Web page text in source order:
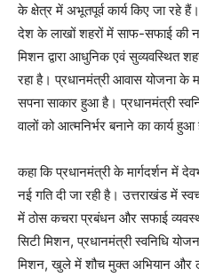
के क्षेत्र में अभूतपूर्व कार्य किए जा
देश के लाखों शहरों में साफ-सफाई की
मिशन द्वारा आधुनिक एवं सुव्यवस्थित
रहा है। प्रधानमंत्री आवास योजना के
सपना साकार हुआ है। प्रधानमंत्री
वालों को आत्मनिर्भर बनाने का कार्य हुआ
कहा कि प्रधानमंत्री के मार्गदर्शन में
नई गति दी जा रही है। उत्तराखंड में
में ठोस कचरा प्रबंधन और सफाई
सिटी मिशन, प्रधानमंत्री स्वनिधि
मिशन, खुले में शौच मुक्त अभियान और